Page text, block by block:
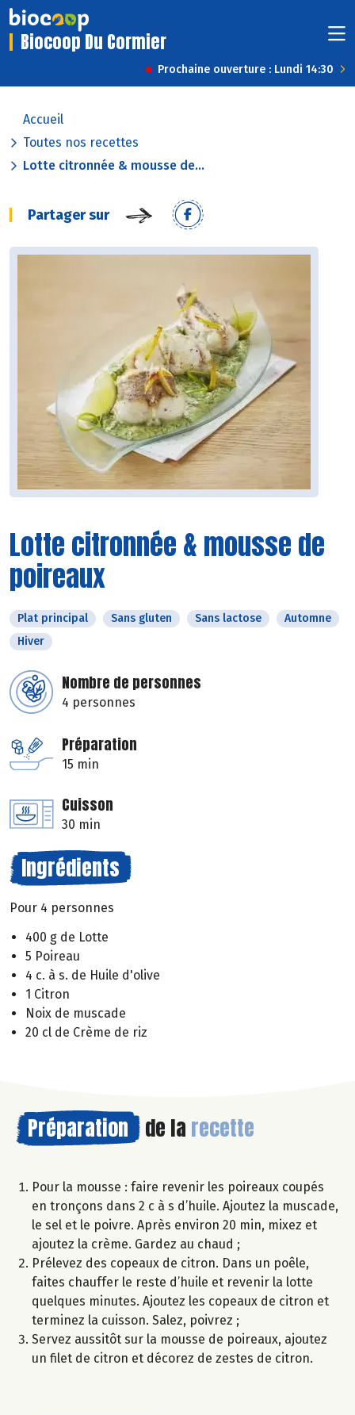
Biocoop Du Cormier
Prochaine ouverture : Lundi 14:30
Accueil
Toutes nos recettes
Lotte citronnée & mousse de...
Partager sur
Lotte citronnée & mousse de
poireaux
Plat principal Sans gluten Sans lactose
Automne
Hiver
Nombre de personnes
4 personnes
Préparation
15 min
Cuisson
30 min
Ingrédients
Pour 4 personnes
400 g de Lotte
5 Poireau
4 c. à s. de Huile d'olive
1 Citron
Noix de muscade
20 cl de Crème de riz
Préparation de la recette
Pour la mousse : faire revenir les poireaux coupés
en tronçons dans 2 c à s d’huile. Ajoutez la muscade,
le sel et le poivre. Après environ 20 min, mixez et
ajoutez la crème. Gardez au chaud ;
Prélevez des copeaux de citron. Dans un poêle,
faites chauffer le reste d’huile et revenir la lotte
quelques minutes. Ajoutez les copeaux de citron et
terminez la cuisson. Salez, poivrez ;
Servez aussitôt sur la mousse de poireaux, ajoutez
un filet de citron et décorez de zestes de citron.